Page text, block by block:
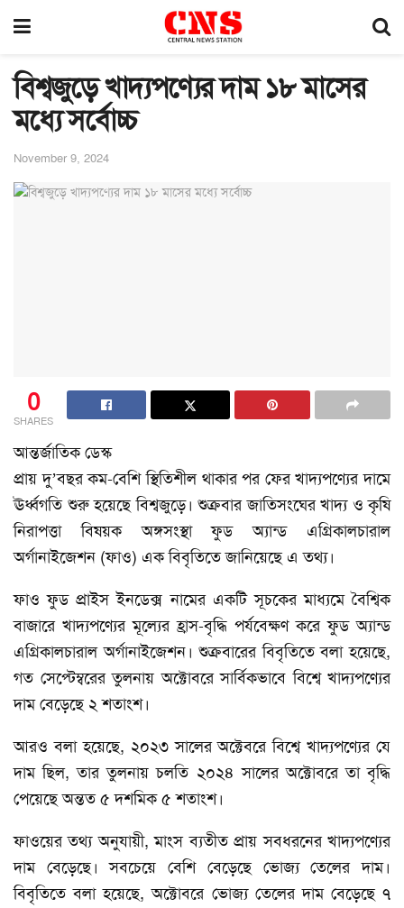
বিশ্বজুড়ে খাদ্যপণ্যের দাম ১৮ মাসের
মধ্যে সর্বোচ্চ
November 9, 2024
0
SHARES
আন্তর্জাতিক ডেস্ক
প্রায় দু’বছর কম-বেশি স্থিতিশীল থাকার পর ফের খাদ্যপণ্যের দামে
ঊর্ধ্বগতি শুরু হয়েছে বিশ্বজুড়ে। শুক্রবার জাতিসংঘের খাদ্য ও কৃষি
নিরাপত্তা বিষয়ক অঙ্গসংস্থা ফুড অ্যান্ড এগ্রিকালচারাল
অর্গানাইজেশন (ফাও) এক বিবৃতিতে জানিয়েছে এ তথ্য।
ফাও ফুড প্রাইস ইনডেক্স নামের একটি সূচকের মাধ্যমে বৈশ্বিক
বাজারে খাদ্যপণ্যের মূল্যের হ্রাস-বৃদ্ধি পর্যবেক্ষণ করে ফুড অ্যান্ড
এগ্রিকালচারাল অর্গানাইজেশন। শুক্রবারের বিবৃতিতে বলা হয়েছে,
গত সেপ্টেম্বরের তুলনায় অক্টোবরে সার্বিকভাবে বিশ্বে খাদ্যপণ্যের
দাম বেড়েছে ২ শতাংশ।
আরও বলা হয়েছে, ২০২৩ সালের অক্টেবরে বিশ্বে খাদ্যপণ্যের যে
দাম ছিল, তার তুলনায় চলতি ২০২৪ সালের অক্টোবরে তা বৃদ্ধি
পেয়েছে অন্তত ৫ দশমিক ৫ শতাংশ।
ফাওয়ের তথ্য অনুযায়ী, মাংস ব্যতীত প্রায় সবধরনের খাদ্যপণ্যের
দাম বেড়েছে। সবচেয়ে বেশি বেড়েছে ভোজ্য তেলের দাম।
বিবৃতিতে বলা হয়েছে, অক্টোবরে ভোজ্য তেলের দাম বেড়েছে ৭